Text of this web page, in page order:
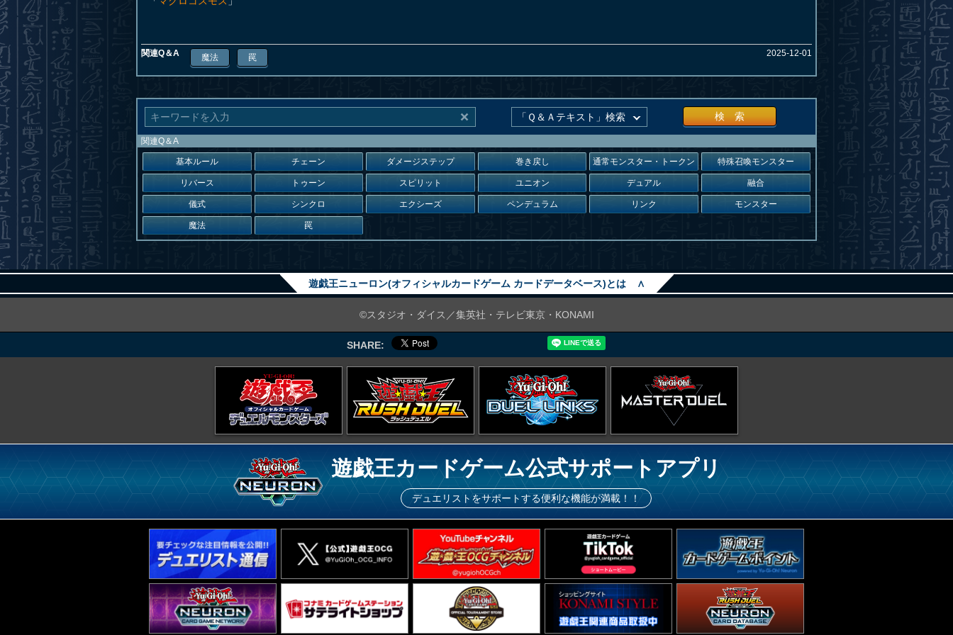
関連Q＆A 魔法 罠 2025-12-01
検 索
関連Q＆A
基本ルール チェーン ダメージステップ 巻き戻し 通常モンスター・トークン 特殊召喚モンスター
リバース トゥーン スピリット ユニオン デュアル 融合
儀式 シンクロ エクシーズ ペンデュラム リンク モンスター
魔法 罠
遊戯王ニューロン(オフィシャルカードゲーム カードデータベース)とは ∧
©スタジオ・ダイス／集英社・テレビ東京・KONAMI
SHARE:
遊戯王カードゲーム公式サポートアプリ
デュエリストをサポートする便利な機能が満載！！